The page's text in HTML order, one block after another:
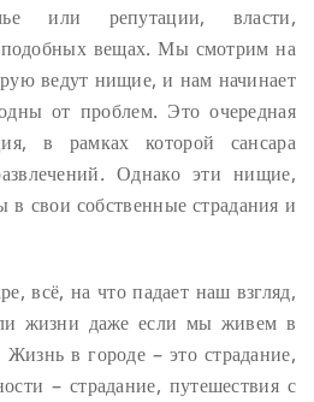
или репутации, власти,
вещах. Мы смотрим на
ведут нищие, и нам начинает
от проблем. Это очередная
в рамках которой сансара
Однако эти нищие,
свои собственные страдания и
всё, на что падает наш взгляд,
жизни даже если мы живем в
Жизнь в городе – это страдание,
– страдание, путешествия с